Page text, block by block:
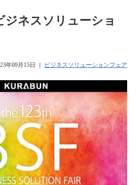
ジネスソリューショ
年09月15日 ビジネスソリューションフェア